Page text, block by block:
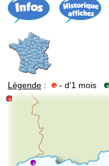
Légende : - d'1 mois